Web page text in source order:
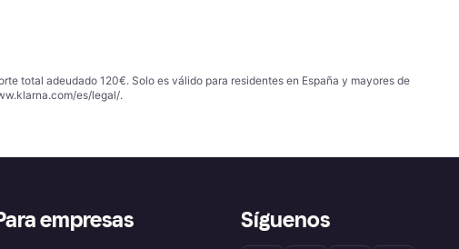
total adeudado 120€. Solo es válido para residentes en España y mayores de
es/legal/.
empresas Síguenos